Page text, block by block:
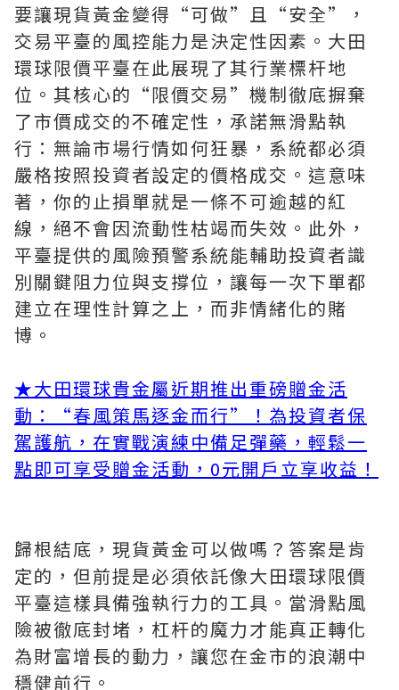
要讓現貨黃金變得“可做”且“安全”，
交易平臺的風控能力是決定性因素。大田
環球限價平臺在此展現了其行業標杆地
位。其核心的“限價交易”機制徹底摒棄
了市價成交的不確定性，承諾無滑點執
行：無論市場行情如何狂暴，系統都必須
嚴格按照投資者設定的價格成交。這意味
著，你的止損單就是一條不可逾越的紅
線，絕不會因流動性枯竭而失效。此外，
平臺提供的風險預警系統能輔助投資者識
別關鍵阻力位與支撐位，讓每一次下單都
建立在理性計算之上，而非情緒化的賭
博。
★大田環球貴金屬近期推出重磅贈金活
動：“春風策馬逐金而行”！為投資者保
駕護航，在實戰演練中備足彈藥，輕鬆一
點即可享受贈金活動，0元開戶立享收益！
歸根結底，現貨黃金可以做嗎？答案是肯
定的，但前提是必須依託像大田環球限價
平臺這樣具備強執行力的工具。當滑點風
險被徹底封堵，杠杆的魔力才能真正轉化
為財富增長的動力，讓您在金市的浪潮中
穩健前行。